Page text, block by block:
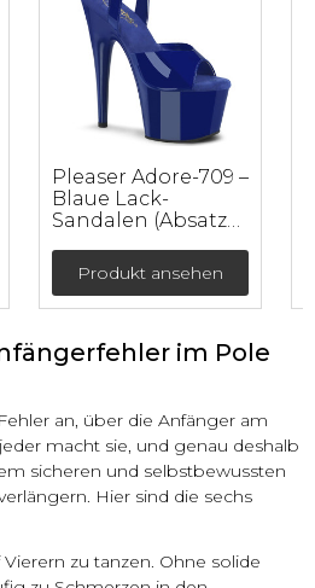
Pleaser Adore-709 –
Blaue Lack-
Sandalen (Absatz
Produkt ansehen
im Pole
an, über die Anfänger am
macht sie, und genau deshalb
sicheren und selbstbewussten
Hier sind die sechs
zu tanzen. Ohne solide